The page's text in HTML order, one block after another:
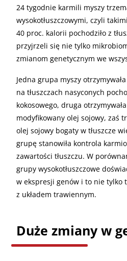
24 tygodnie karmili myszy
wysokotłuszczowymi, czyli
40 proc. kalorii pochodziło z
przyjrzeli się nie tylko
zmianom genetycznym we
Jedna grupa myszy
na tłuszczach nasyconych
kokosowego, druga
modyfikowany olej sojowy, zaś
olej sojowy bogaty w tłuszcze
grupę stanowiła kontrola
zawartości tłuszczu. W
grupy wysokotłuszczowe
w ekspresji genów i to nie tylko
z układem trawiennym.
Duże zmiany w